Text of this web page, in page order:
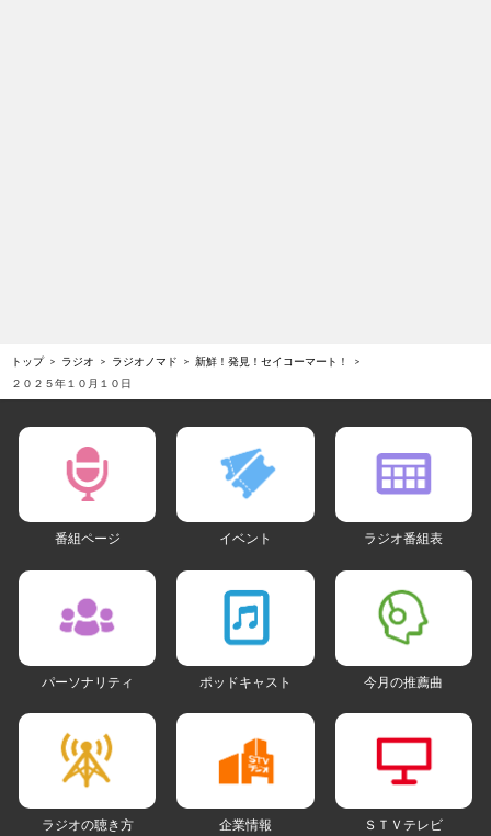
トップ ラジオ ラジオノマド
新鮮！発見！セイコーマート！
２０２５年１０月１０日
番組ページ イベント ラジオ番組表
パーソナリティ ポッドキャスト 今月の推薦曲
ラジオの聴き方 企業情報 ＳＴＶテレビ